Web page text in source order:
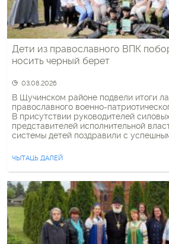
Дети из православного ВПК
носить черный берет
03.08.2026
В Щучинском районе подвели итоги
православного военно-
В присутствии руководителей
представителей исполнительной
системы детей поздравили с
клуба проходили тактическую,
подготовку, учились ориентироваться
это сопровождалось молитвами и
итоге трое подростков получили
ЧЫТАЦЬ ДАЛЕЙ